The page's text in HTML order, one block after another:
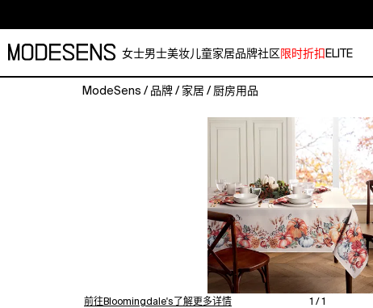
女士男士美妆儿童家居品牌社区 限时折扣 ELITE
ModeSens / 品牌 / 家居 / 厨房用品
前往Bloomingdale's了解更多详情 1 / 1